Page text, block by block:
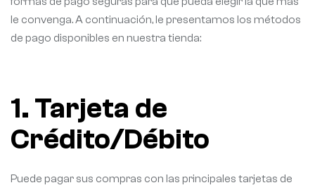
le convenga. A continuación, le presentamos los métodos
de pago disponibles en nuestra tienda:
1. Tarjeta de
Crédito/Débito
Puede pagar sus compras con las principales tarjetas de